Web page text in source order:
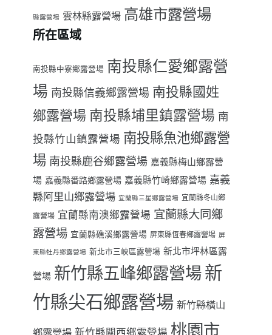
縣露營場 雲林縣露營場 高雄市露營場
所在區域
南投縣中寮鄉露營場 南投縣仁愛鄉露營
場 南投縣信義鄉露營場 南投縣國姓
鄉露營場 南投縣埔里鎮露營場 南
投縣竹山鎮露營場 南投縣魚池鄉露營
場 南投縣鹿谷鄉露營場 嘉義縣梅山鄉露營
場 嘉義縣番路鄉露營場 嘉義縣竹崎鄉露營場 嘉義
縣阿里山鄉露營場 宜蘭縣三星鄉露營場 宜蘭縣冬山鄉
露營場 宜蘭縣南澳鄉露營場 宜蘭縣大同鄉
露營場 宜蘭縣礁溪鄉露營場 屏東縣恆春鄉露營場 屏
東縣牡丹鄉露營場 新北市三峽區露營場 新北市坪林區露
營場 新竹縣五峰鄉露營場新
竹縣尖石鄉露營場 新竹縣橫山
鄉露營場 新竹縣關西鄉露營場 桃園市